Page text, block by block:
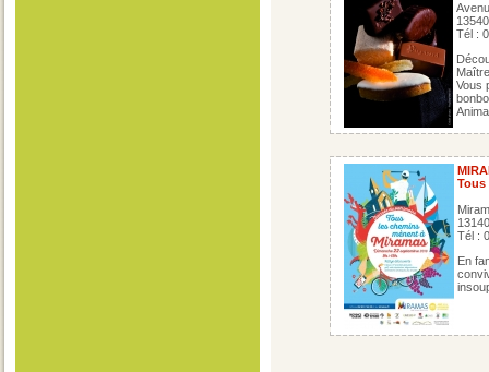
Tél :
Vous
Tous
Tél :
En